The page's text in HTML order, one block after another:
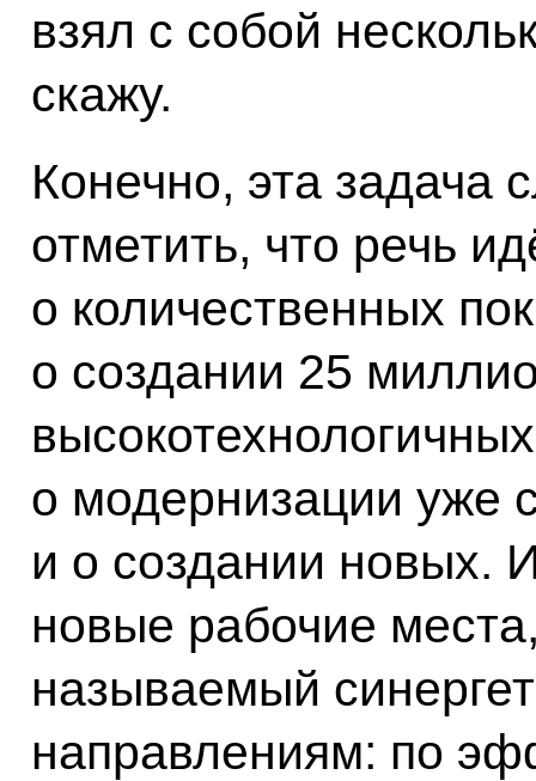
взял с собой
скажу.
Конечно, эта задача
отметить, что речь
о количественных
о создании 25
о модернизации уже
и о создании новых.
новые рабочие
называемый
направлениям: по